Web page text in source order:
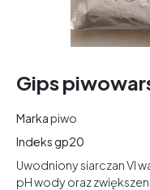
Gips
Markapiwo
Indeksgp20
Uwodniony siarczan VI
pH wody oraz